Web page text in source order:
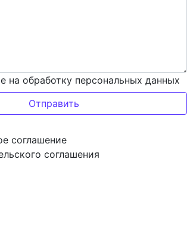
на обработку персональных данных
соглашение
соглашения